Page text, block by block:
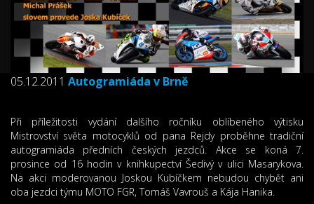
05.12.2011 Autogramiáda v Brně
Při příležitosti vydání dalšího ročníku oblíbeného výtisku
Mistrovství světa motocyklů od pana Rejdy proběhne tradiční
autogramiáda předních českých jezdců. Akce se koná 7.
prosince od 16 hodin v knihkupectví Šedivý v ulici Masarykova.
Na akci moderovanou Joskou Kubíčkem nebudou chybět ani
oba jezdci týmu MOTO FGR, Tomáš Vavrouš a Kája Hanika.